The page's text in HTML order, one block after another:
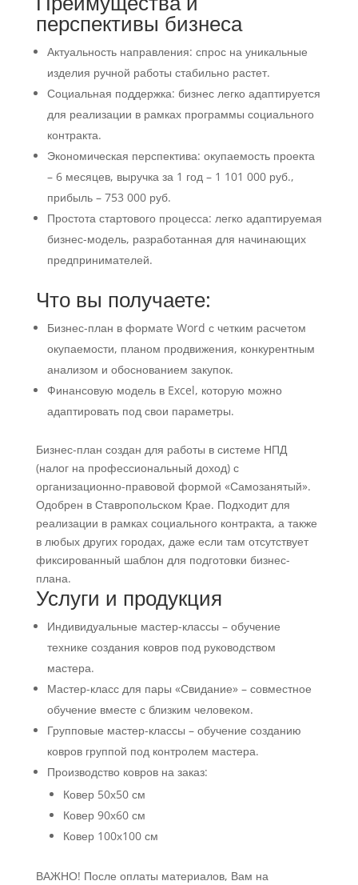
перспективы бизнеса
Актуальность направления: спрос на уникальные
изделия ручной работы стабильно растет.
Социальная поддержка: бизнес легко адаптируется
для реализации в рамках программы социального
контракта.
Экономическая перспектива: окупаемость проекта
– 6 месяцев, выручка за 1 год – 1 101 000 руб.,
прибыль – 753 000 руб.
Простота стартового процесса: легко адаптируемая
бизнес-модель, разработанная для начинающих
предпринимателей.
Что вы получаете:
Бизнес-план в формате Word с четким расчетом
окупаемости, планом продвижения, конкурентным
анализом и обоснованием закупок.
Финансовую модель в Excel, которую можно
адаптировать под свои параметры.
Бизнес-план создан для работы в системе НПД
(налог на профессиональный доход) с
организационно-правовой формой «Самозанятый».
Одобрен в Ставропольском Крае. Подходит для
реализации в рамках социального контракта, а также
в любых других городах, даже если там отсутствует
фиксированный шаблон для подготовки бизнес-
плана.
Услуги и продукция
Индивидуальные мастер-классы – обучение
технике создания ковров под руководством
мастера.
Мастер-класс для пары «Свидание» – совместное
обучение вместе с близким человеком.
Групповые мастер-классы – обучение созданию
ковров группой под контролем мастера.
Производство ковров на заказ:
Ковер 50х50 см
Ковер 90х60 см
Ковер 100х100 см
ВАЖНО! После оплаты материалов, Вам на